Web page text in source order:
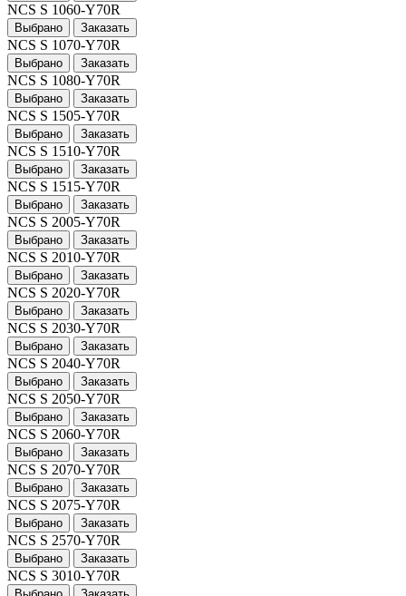
NCS S 1060-Y70R
Выбрано Заказать
NCS S 1070-Y70R
Выбрано Заказать
NCS S 1080-Y70R
Выбрано Заказать
NCS S 1505-Y70R
Выбрано Заказать
NCS S 1510-Y70R
Выбрано Заказать
NCS S 1515-Y70R
Выбрано Заказать
NCS S 2005-Y70R
Выбрано Заказать
NCS S 2010-Y70R
Выбрано Заказать
NCS S 2020-Y70R
Выбрано Заказать
NCS S 2030-Y70R
Выбрано Заказать
NCS S 2040-Y70R
Выбрано Заказать
NCS S 2050-Y70R
Выбрано Заказать
NCS S 2060-Y70R
Выбрано Заказать
NCS S 2070-Y70R
Выбрано Заказать
NCS S 2075-Y70R
Выбрано Заказать
NCS S 2570-Y70R
Выбрано Заказать
NCS S 3010-Y70R
Выбрано Заказать